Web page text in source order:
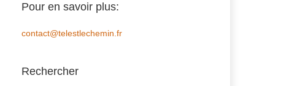
Pour en savoir plus:
contact@telestlechemin.fr
Rechercher